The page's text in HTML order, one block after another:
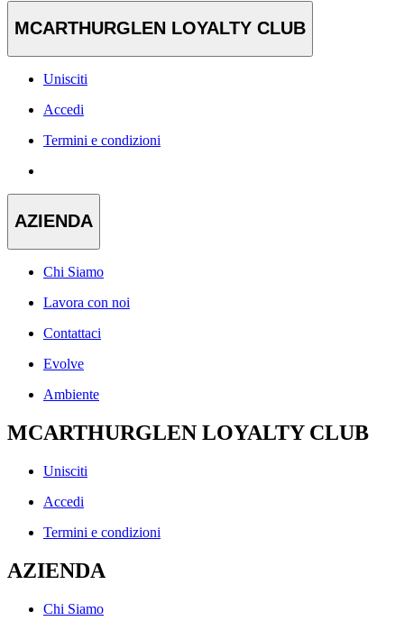
MCARTHURGLEN LOYALTY CLUB
Unisciti
Accedi
Termini e condizioni
AZIENDA
Chi Siamo
Lavora con noi
Contattaci
Evolve
Ambiente
MCARTHURGLEN LOYALTY CLUB
Unisciti
Accedi
Termini e condizioni
AZIENDA
Chi Siamo